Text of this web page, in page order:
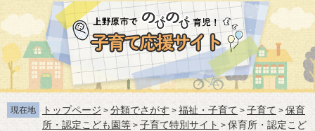
ー
ジ
の
先
で
す。
ニ
ュ
ー
を
ば
現在地 トップページ > 分類でさがす > 福祉・子育て > 子育て > 保育
所・認定こども園等 > 子育て特別サイト > 保育所・認定こど